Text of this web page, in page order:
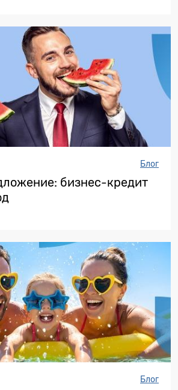
Блог
бизнес-кредит
Блог